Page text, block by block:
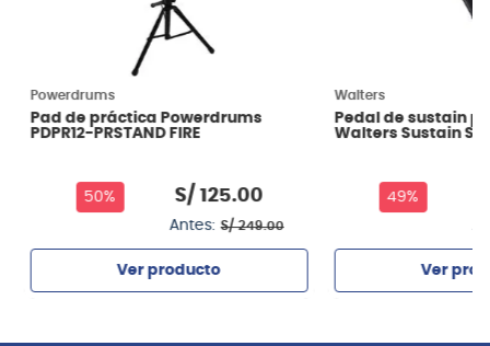
Powerdrums
Pad de práctica Powerdrums
PDPR12-PRSTAND FIRE
50% S/ 125.00
Antes: S/ 249.00
Ver producto
Walters
Pedal de sustain
Walters Sustain SV
49%
Ver